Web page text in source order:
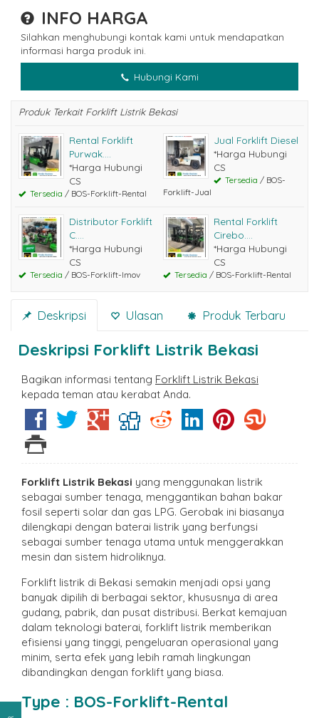
INFO HARGA
Silahkan menghubungi kontak kami untuk mendapatkan
informasi harga produk ini.
Hubungi Kami
Produk Terkait Forklift Listrik Bekasi
Rental Forklift
Purwak....
*Harga Hubungi
CS
Tersedia / BOS-Forklift-Rental
Jual Forklift Diesel
*Harga Hubungi
CS
Tersedia / BOS-
Forklift-Jual
Distributor Forklift
C....
*Harga Hubungi
CS
Tersedia / BOS-Forklift-Imov
Rental Forklift
Cirebo....
*Harga Hubungi
CS
Tersedia / BOS-Forklift-Rental
Deskripsi Ulasan Produk Terbaru
Deskripsi Forklift Listrik Bekasi
Bagikan informasi tentang Forklift Listrik Bekasi
kepada teman atau kerabat Anda.
Forklift Listrik Bekasi yang menggunakan listrik
sebagai sumber tenaga, menggantikan bahan bakar
fosil seperti solar dan gas LPG. Gerobak ini biasanya
dilengkapi dengan baterai listrik yang berfungsi
sebagai sumber tenaga utama untuk menggerakkan
mesin dan sistem hidroliknya.
Forklift listrik di Bekasi semakin menjadi opsi yang
banyak dipilih di berbagai sektor, khususnya di area
gudang, pabrik, dan pusat distribusi. Berkat kemajuan
dalam teknologi baterai, forklift listrik memberikan
efisiensi yang tinggi, pengeluaran operasional yang
minim, serta efek yang lebih ramah lingkungan
dibandingkan dengan forklift yang biasa.
Type : BOS-Forklift-Rental